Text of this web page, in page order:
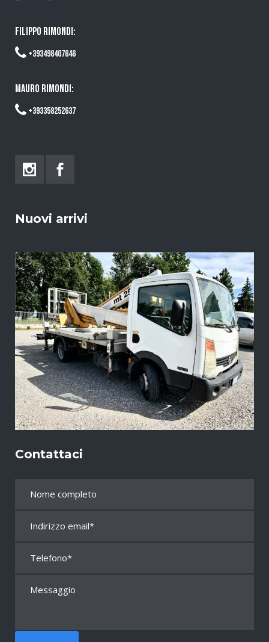
FILIPPO RIMONDI:
+393498407646
MAURO RIMONDI:
+393358252637
Nuovi arrivi
Contattaci